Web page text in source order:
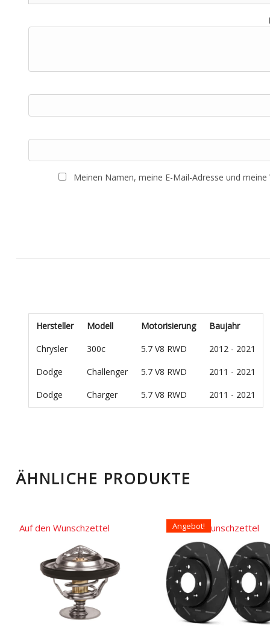
Meinen Namen, meine E-Mail-Adresse und
Hersteller Modell Motorisierung
Baujahr
Chrysler
300c 5.7 V8 RWD
2012 - 2021
Dodge
Challenger 5.7 V8 RWD
2011 - 2021
Dodge
Charger 5.7 V8 RWD 2011 - 2021
ÄHNLICHE PRODUKTE
Auf den Wunschzettel Angebot!
Auf den Wunschzettel